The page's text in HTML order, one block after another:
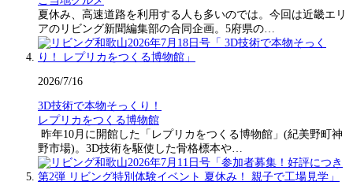
夏休み、高速道路を利用する人も多いのでは。今回は近畿エリ
アのリビング新聞編集部の合同企画。5府県の…
2026/7/16
3D技術で本物そっくり！
レプリカをつくる博物館
昨年10月に開館した「レプリカをつくる博物館」(紀美野町神
野市場)。3D技術を駆使した骨格標本や…